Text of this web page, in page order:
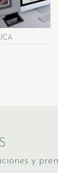
y